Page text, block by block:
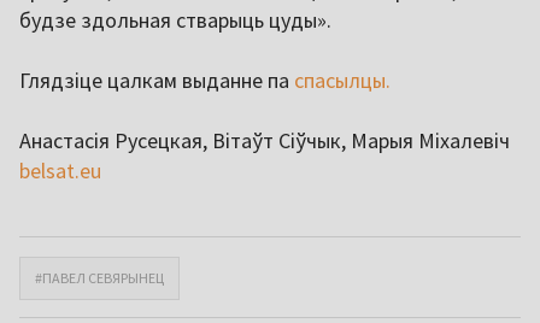
будзе здольная стварыць цуды».
Глядзіце цалкам выданне па спасылцы.
Анастасія Русецкая, Вітаўт Сіўчык, Марыя Міхалевіч
belsat.eu
#ПАВЕЛ СЕВЯРЫНЕЦ